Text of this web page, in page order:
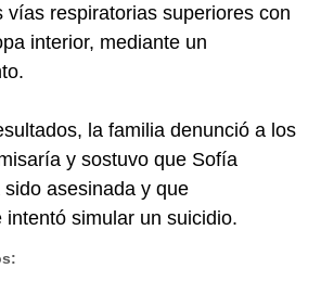
vías respiratorias superiores con
interior, mediante un
la familia denunció a los
y sostuvo que Sofía
asesinada y que
intentó simular un suicidio.